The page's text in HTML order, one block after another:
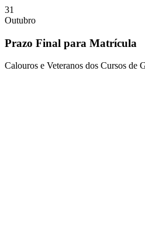
31
Outubro
Prazo Final para Matrícula
Calouros e Veteranos dos Cursos de